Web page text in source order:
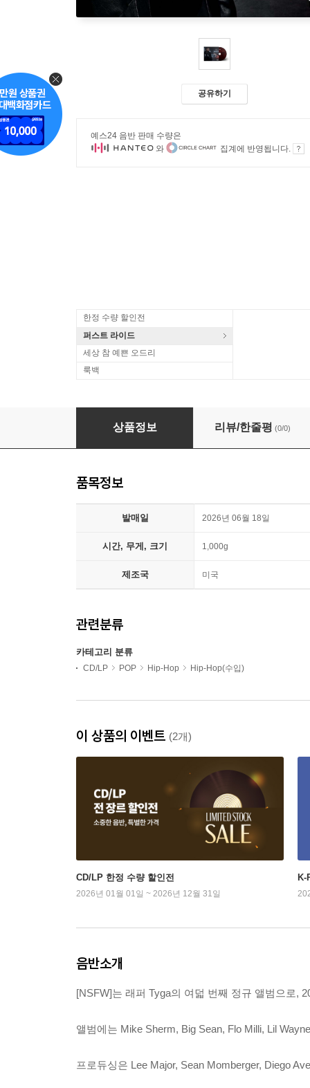
공유하기
예스24 음반 판매 수량은
와
집계에 반영됩니다.
한정 수량 할인전
퍼스트 라이드
세상 참 예쁜 오드리
룩백
Tyga (타이가) - 8집 NSFW
상품정보 리뷰/한줄평 (0/0)
품목정보
발매일 2026년 06월 18일
시간, 무게, 크기 1,000g
제조국 미국
관련분류
카테고리 분류
CD/LP POP Hip-Hop Hip-Hop(수입)
이 상품의 이벤트 (2개)
CD/LP 한정 수량 할인전
2026년 01월 01일 ~ 2026년 12월 31일
K-
음반소개
[NSFW]는 래퍼 Tyga의 여덟 번째 정규 앨범으로,
앨범에는 Mike Sherm, Big Sean, Flo Milli, Lil
프로듀싱은 Lee Major, Sean Momberger, Diego